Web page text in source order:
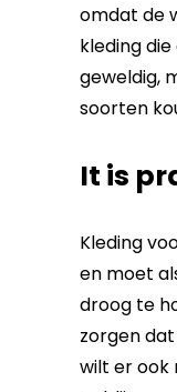
omdat de
kleding
geweldig,
soorten
It is
Kleding
en moet
droog te
zorgen
wilt er ook